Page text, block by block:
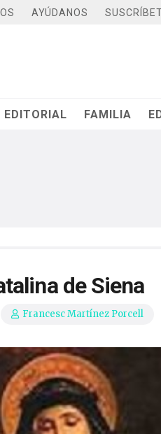
AYÚDANOS
EDITORIAL FAMILIA
de Siena
Francesc Martínez Porcell